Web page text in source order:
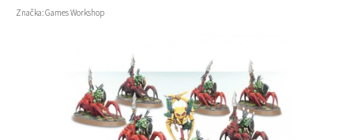
Značka:Games Workshop